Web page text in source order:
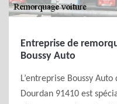
Entreprise de
Boussy Auto
L’entreprise Boussy
Dourdan 91410 est